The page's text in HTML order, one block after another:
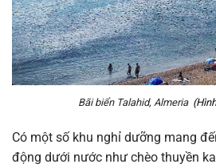
Bãi biển Talahid, Almeria
Có một số khu nghỉ dưỡng mang
động dưới nước như chèo thuyền